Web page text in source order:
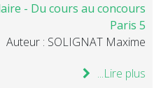
- Du cours au concours
Paris 5
Auteur : SOLIGNAT Maxime
Lire plus...